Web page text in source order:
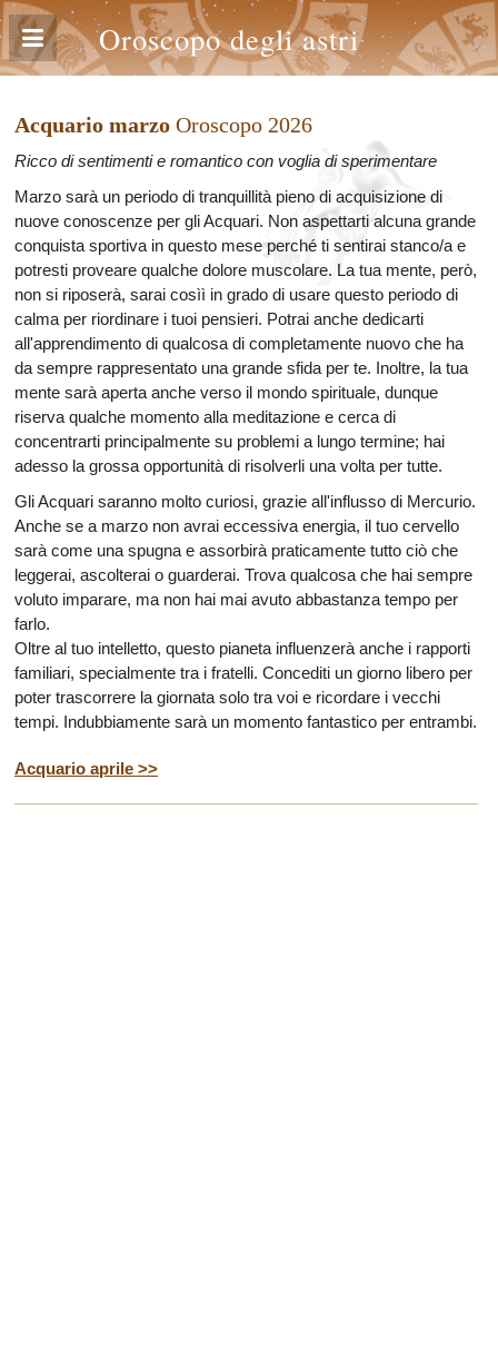
Oroscopo degli astri
Acquario marzo Oroscopo 2026
Ricco di sentimenti e romantico con voglia di sperimentare
Marzo sarà un periodo di tranquillità pieno di acquisizione di
nuove conoscenze per gli Acquari. Non aspettarti alcuna grande
conquista sportiva in questo mese perché ti sentirai stanco/a e
potresti proveare qualche dolore muscolare. La tua mente, però,
non si riposerà, sarai cosìì in grado di usare questo periodo di
calma per riordinare i tuoi pensieri. Potrai anche dedicarti
all'apprendimento di qualcosa di completamente nuovo che ha
da sempre rappresentato una grande sfida per te. Inoltre, la tua
mente sarà aperta anche verso il mondo spirituale, dunque
riserva qualche momento alla meditazione e cerca di
concentrarti principalmente su problemi a lungo termine; hai
adesso la grossa opportunità di risolverli una volta per tutte.
Gli Acquari saranno molto curiosi, grazie all'influsso di Mercurio.
Anche se a marzo non avrai eccessiva energia, il tuo cervello
sarà come una spugna e assorbirà praticamente tutto ciò che
leggerai, ascolterai o guarderai. Trova qualcosa che hai sempre
voluto imparare, ma non hai mai avuto abbastanza tempo per
farlo.
Oltre al tuo intelletto, questo pianeta influenzerà anche i rapporti
familiari, specialmente tra i fratelli. Concediti un giorno libero per
poter trascorrere la giornata solo tra voi e ricordare i vecchi
tempi. Indubbiamente sarà un momento fantastico per entrambi.
Acquario aprile >>